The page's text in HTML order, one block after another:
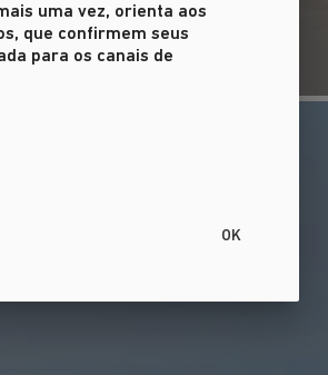
uma vez, orienta aos
que confirmem seus
para os canais de
OK